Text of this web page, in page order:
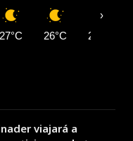
27°C 26°C 26°C
›
viajará a